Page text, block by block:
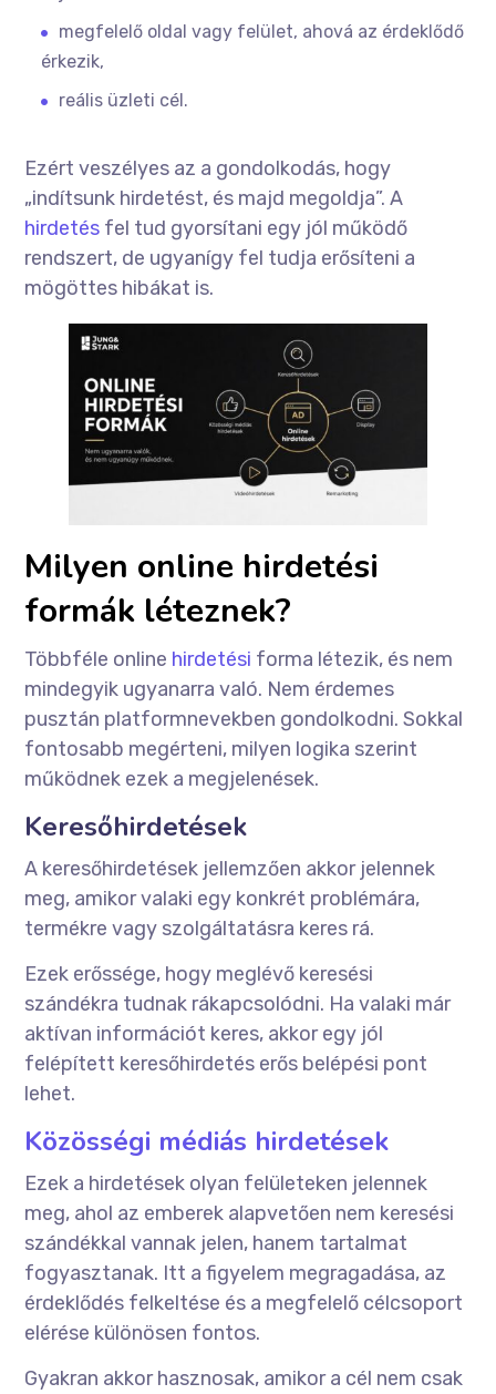
megfelelő oldal vagy felület, ahová az érdeklődő
érkezik,
reális üzleti cél.
Ezért veszélyes az a gondolkodás, hogy
„indítsunk hirdetést, és majd megoldja”. A
hirdetés fel tud gyorsítani egy jól működő
rendszert, de ugyanígy fel tudja erősíteni a
mögöttes hibákat is.
Milyen online hirdetési
formák léteznek?
Többféle online hirdetési forma létezik, és nem
mindegyik ugyanarra való. Nem érdemes
pusztán platformnevekben gondolkodni. Sokkal
fontosabb megérteni, milyen logika szerint
működnek ezek a megjelenések.
Keresőhirdetések
A keresőhirdetések jellemzően akkor jelennek
meg, amikor valaki egy konkrét problémára,
termékre vagy szolgáltatásra keres rá.
Ezek erőssége, hogy meglévő keresési
szándékra tudnak rákapcsolódni. Ha valaki már
aktívan információt keres, akkor egy jól
felépített keresőhirdetés erős belépési pont
lehet.
Közösségi médiás hirdetések
Ezek a hirdetések olyan felületeken jelennek
meg, ahol az emberek alapvetően nem keresési
szándékkal vannak jelen, hanem tartalmat
fogyasztanak. Itt a figyelem megragadása, az
érdeklődés felkeltése és a megfelelő célcsoport
elérése különösen fontos.
Gyakran akkor hasznosak, amikor a cél nem csak